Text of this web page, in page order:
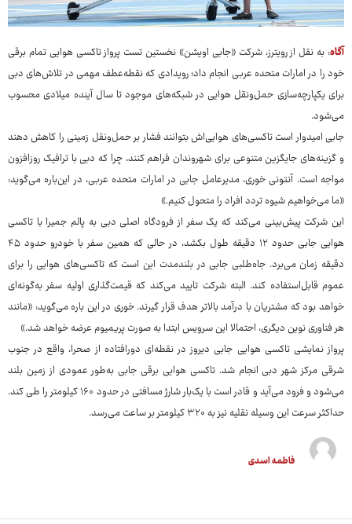
آگاه: به نقل از رویترز، شرکت «جابی اویشن» نخستین تست پرواز تاکسی هوایی تمام برقی
خود را در امارات متحده عربی انجام داد؛ رویدادی که نقطه‌عطف مهمی در تلاش‌های دبی
برای یکپارچه‌سازی حمل‌ونقل هوایی در شبکه‌های موجود تا سال آینده میلادی محسوب
می‌شود.
جابی امیدوار است تاکسی‌های هوایی‌اش بتوانند فشار بر حمل‌ونقل زمینی را کاهش دهند
و گزینه‌های جایگزین متنوعی برای شهروندان فراهم کنند، چرا که دبی با ترافیک روزافزون
مواجه است. آنتونی خوری، مدیرعامل جابی در امارات متحده عربی، در این‌باره می‌گوید:
«ما می‌خواهیم شیوه تردد افراد را متحول کنیم.»
این شرکت پیش‌بینی می‌کند که یک سفر از فرودگاه اصلی دبی به پالم جمیرا با تاکسی
هوایی جابی حدود ۱۲ دقیقه طول بکشد، در حالی که همین سفر با خودرو حدود ۴۵
دقیقه زمان می‌برد. جاه‌طلبی جابی در بلندمدت این است که تاکسی‌های هوایی را برای
عموم قابل‌استفاده کند. البته شرکت تایید می‌کند که قیمت‌گذاری اولیه سفر به‌گونه‌ای
خواهد بود که مشتریان با درآمد بالاتر هدف قرار گیرند. خوری در این باره می‌گوید: «مانند
هر فناوری نوین دیگری، احتمالا این سرویس ابتدا به صورت پریمیوم عرضه خواهد شد.»
پرواز نمایشی تاکسی هوایی جابی دیروز در نقطه‌ای دورافتاده از صحرا، واقع در جنوب
شرقی مرکز شهر دبی انجام شد. تاکسی هوایی برقی جابی به‌طور عمودی از زمین بلند
می‌شود و فرود می‌آید و قادر است با یک‌بار شارژ مسافتی در حدود ۱۶۰ کیلومتر را طی کند.
حداکثر سرعت این وسیله نقلیه نیز به ۳۲۰ کیلومتر بر ساعت می‌رسد.
فاطمه اسدی